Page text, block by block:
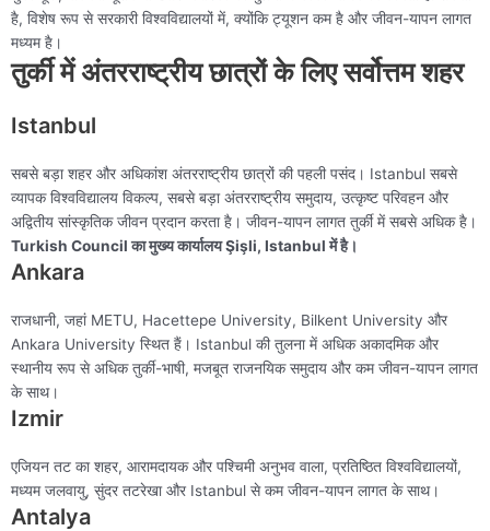
है, विशेष रूप से सरकारी विश्वविद्यालयों में, क्योंकि ट्यूशन कम है और जीवन-यापन लागत
मध्यम है।
तुर्की में अंतरराष्ट्रीय छात्रों के लिए सर्वोत्तम शहर
Istanbul
सबसे बड़ा शहर और अधिकांश अंतरराष्ट्रीय छात्रों की पहली पसंद। Istanbul सबसे
व्यापक विश्वविद्यालय विकल्प, सबसे बड़ा अंतरराष्ट्रीय समुदाय, उत्कृष्ट परिवहन और
अद्वितीय सांस्कृतिक जीवन प्रदान करता है। जीवन-यापन लागत तुर्की में सबसे अधिक है।
Turkish Council का मुख्य कार्यालय Şişli, Istanbul में है।
Ankara
राजधानी, जहां METU, Hacettepe University, Bilkent University और
Ankara University स्थित हैं। Istanbul की तुलना में अधिक अकादमिक और
स्थानीय रूप से अधिक तुर्की-भाषी, मजबूत राजनयिक समुदाय और कम जीवन-यापन लागत
के साथ।
Izmir
एजियन तट का शहर, आरामदायक और पश्चिमी अनुभव वाला, प्रतिष्ठित विश्वविद्यालयों,
मध्यम जलवायु, सुंदर तटरेखा और Istanbul से कम जीवन-यापन लागत के साथ।
Antalya